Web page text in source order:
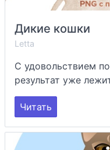
Дикие кошки
Letta
С удовольствием
результат уже
Читать